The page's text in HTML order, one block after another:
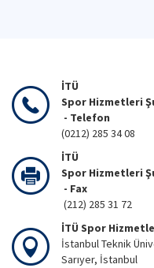
İTÜ
Spor Hizmetleri
- Telefon
(0212) 285 34 08
İTÜ
Spor Hizmetleri
- Fax
(212) 285 31 72
İTÜ Spor
İstanbul Teknik
Sarıyer, İstanbul